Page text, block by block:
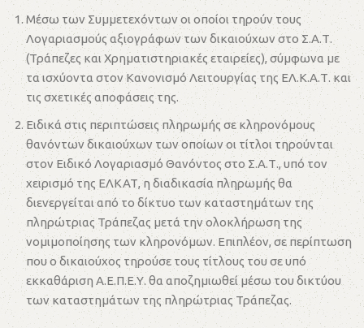
Μέσω των Συμμετεχόντων οι οποίοι τηρούν τους
Λογαριασμούς αξιογράφων των δικαιούχων στο Σ.Α.Τ.
(Τράπεζες και Χρηματιστηριακές εταιρείες), σύμφωνα με
τα ισχύοντα στον Κανονισμό Λειτουργίας της ΕΛ.Κ.Α.Τ. και
τις σχετικές αποφάσεις της.
Ειδικά στις περιπτώσεις πληρωμής σε κληρονόμους
θανόντων δικαιούχων των οποίων οι τίτλοι τηρούνται
στον Ειδικό Λογαριασμό Θανόντος στο Σ.Α.Τ., υπό τον
χειρισμό της ΕΛΚΑΤ, η διαδικασία πληρωμής θα
διενεργείται από το δίκτυο των καταστημάτων της
πληρώτριας Τράπεζας μετά την ολοκλήρωση της
νομιμοποίησης των κληρονόμων. Επιπλέον, σε περίπτωση
που ο δικαιούχος τηρούσε τους τίτλους του σε υπό
εκκαθάριση Α.Ε.Π.Ε.Υ. θα αποζημιωθεί μέσω του δικτύου
των καταστημάτων της πληρώτριας Τράπεζας.